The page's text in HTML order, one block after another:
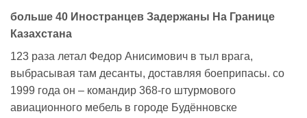
больше 40 Иностранцев Задержаны На Границе
Казахстана
123 раза летал Федор Анисимович в тыл врага,
выбрасывая там десанты, доставляя боеприпасы. со
1999 года он – командир 368-го штурмового
авиационного мебель в городе Будённовске